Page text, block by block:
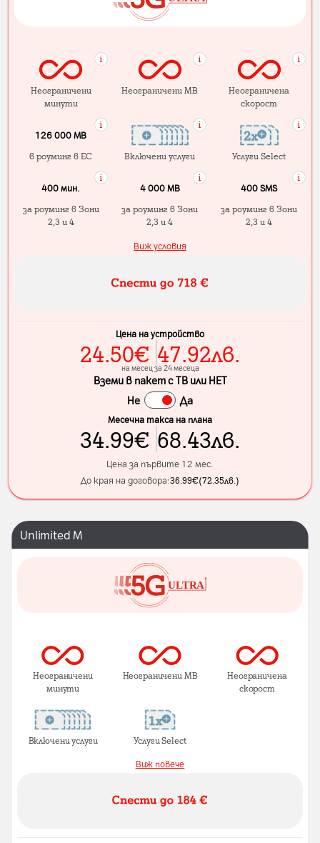
Неограничени
минути
Неограничени MB
Неограничена
скорост
126 000 MB
в роуминг в ЕС
Включени услуги Услуги Select
400 мин.
за роуминг в Зони
2,3 и 4
4 000 МB
за роуминг в Зони
2,3 и 4
400 SMS
за роуминг в Зони
2,3 и 4
Виж условия
Цена на устройство
24.50€ 47.92лв.
на месец за 24 месеца
Вземи в пакет с ТВ или НЕТ
Не
Да
Месечна такса на плана
34.99€ 68.43лв.
Цена за първите 12 мес.
До края на договора:36.99€(72.35лв. )
Unlimited M
Неограничени
минути
Неограничени MB Неограничена
скорост
Включени услуги Услуги Select
Виж повече